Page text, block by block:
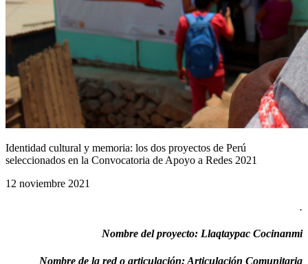
Identidad cultural y memoria: los dos proyectos de Perú
seleccionados en la Convocatoria de Apoyo a Redes 2021
12 noviembre 2021
.
Nombre del proyecto: Llaqtaypac Cocinanmi
Nombre de la red o articulación: Articulación Comunitaria